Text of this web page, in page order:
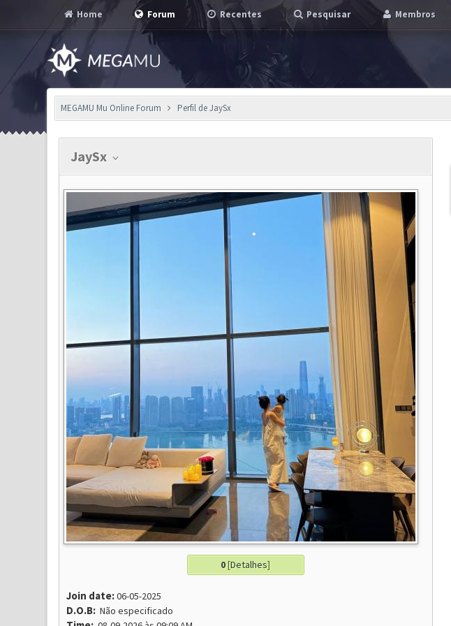
Home Forum Recentes Pesquisar Membros
MEGAMU Mu Online Forum Perfil de JaySx
JaySx
0[Detalhes]
Join date:06-05-2025
D.O.B:Não especificado